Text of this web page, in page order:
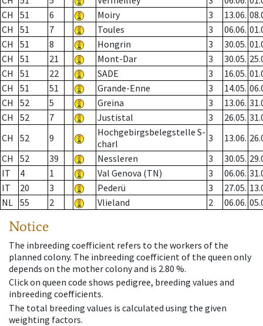
CH
51 6 Moiry 3 13.06.
CH
51 7 Toules 3 06.06.
CH
51 8 Hongrin 3 30.05.
CH
51 21 Mont-Dar 3 30.05.
CH
51 22 SADE 3 16.05.
CH
51 51 Grande-Enne 3 14.05.
CH
52 5 Greina 3 13.06.
CH
52 7 Justistal 3 26.05.
CH
52 9
Hochgebirgsbelegstelle S-
charl
3 13.06.
CH
52 39 Nessleren 3 30.05.
IT
4 1 Val Genova (TN) 3 06.06.
IT
20 3 Pederü 3 27.05.
NL 55 2 Vlieland 2 06.06.
Notice
The inbreeding coefficient refers to the workers of the
planned colony. The inbreeding coefficient of the queen only
depends on the mother colony and is 2.80 %.
Click on queen code shows pedigree, breeding values and
inbreeding coefficients.
The total breeding values is calculated using the given
weighting factors.